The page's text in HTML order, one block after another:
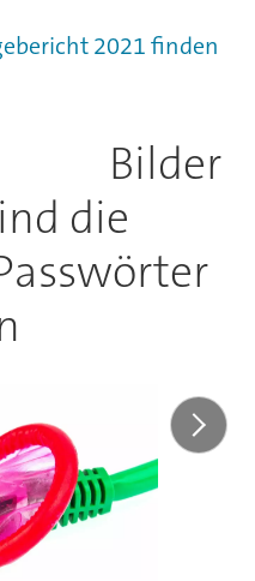
2021 finden
Bilder
die